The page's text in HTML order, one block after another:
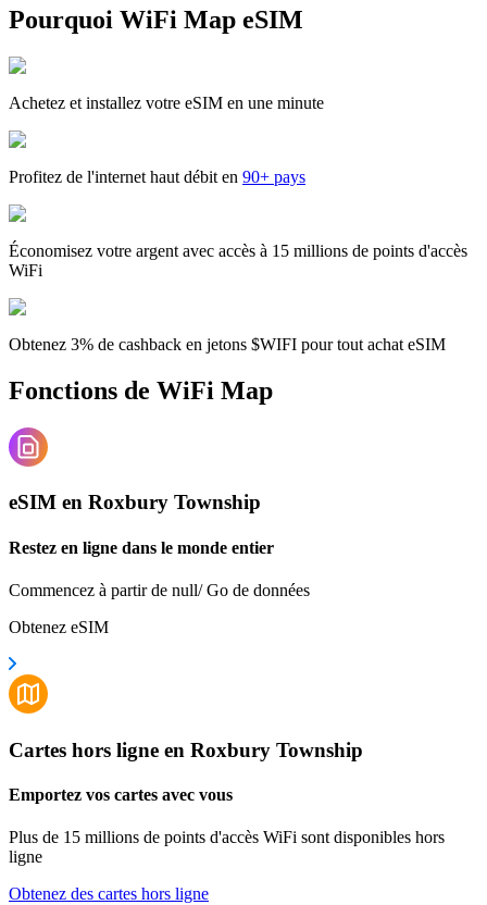
Pourquoi WiFi Map eSIM
Achetez et installez votre eSIM en une minute
Profitez de l'internet haut débit en 90+ pays
Économisez votre argent avec accès à 15 millions de points d'accès
WiFi
Obtenez 3% de cashback en jetons $WIFI pour tout achat eSIM
Fonctions de WiFi Map
eSIM en Roxbury Township
Restez en ligne dans le monde entier
Commencez à partir de null/ Go de données
Obtenez eSIM
Cartes hors ligne en Roxbury Township
Emportez vos cartes avec vous
Plus de 15 millions de points d'accès WiFi sont disponibles hors
ligne
Obtenez des cartes hors ligne